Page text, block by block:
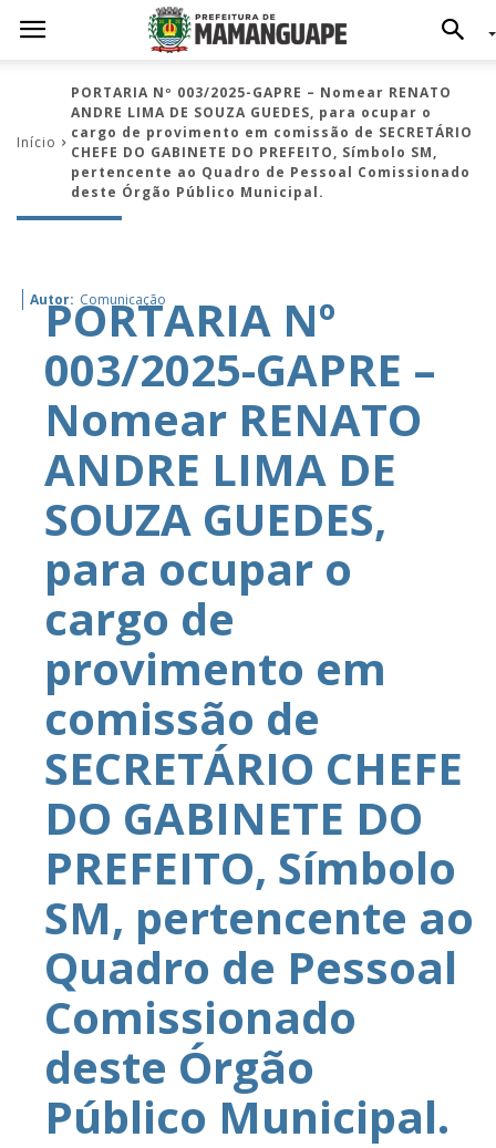
Início
PORTARIA Nº 003/2025-GAPRE – Nomear RENATO
ANDRE LIMA DE SOUZA GUEDES, para ocupar o
cargo de provimento em comissão de SECRETÁRIO
CHEFE DO GABINETE DO PREFEITO, Símbolo SM,
pertencente ao Quadro de Pessoal Comissionado
deste Órgão Público Municipal.
Autor: Comunicação
PORTARIA Nº
003/2025-GAPRE –
Nomear RENATO
ANDRE LIMA DE
SOUZA GUEDES,
para ocupar o
cargo de
provimento em
comissão de
SECRETÁRIO CHEFE
DO GABINETE DO
PREFEITO, Símbolo
SM, pertencente ao
Quadro de Pessoal
Comissionado
deste Órgão
Público Municipal.